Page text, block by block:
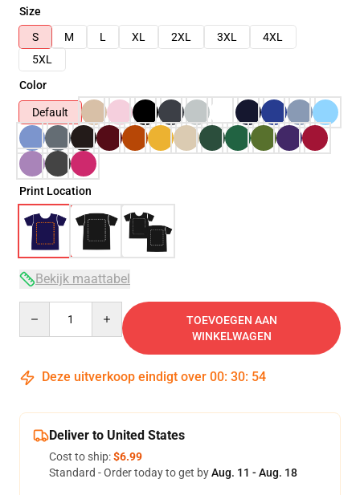
Size
S
M L XL 2XL 3XL
4XL
5XL
Color
Default
Print Location
Bekijk maattabel
TOEVOEGEN AAN
WINKELWAGEN
Deze uitverkoop eindigt over 00: 30: 54
Deliver to United States
Cost to ship:$6.99
Standard - Order today to get byAug. 11 - Aug. 18